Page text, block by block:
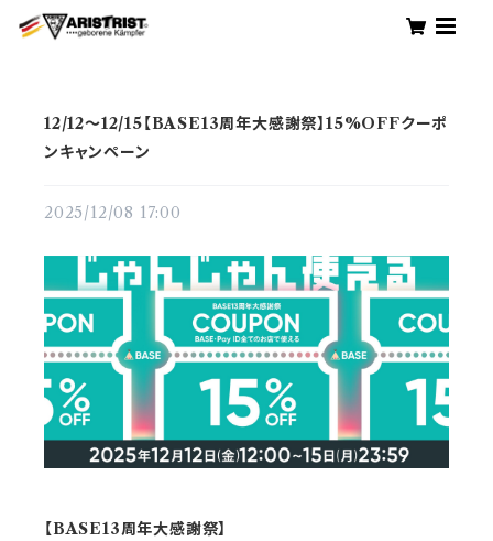
12/12～12/15【BASE13周年大感謝祭】15%OFFクーポ
ンキャンペーン
2025/12/08 17:00
【BASE13周年大感謝祭】